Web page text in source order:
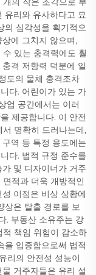
유리와 유사하다고 묘
의 심각성을 획기적으
에 그치지 않으며,
있는 충격력에도 훨
격 저항력 덕분에 일
도의 물체 충격조차
다. 어린이가 있는 가
업 공간에서는 이러
제공합니다. 이 안전
명확히 드러나는데,
역 등 특정 용도에는
다. 법적 규정 준수를
및 디자이너가 거주
적과 더욱 개방적인
이점은 비상 상황에
상은 탈출 경로를 보
. 부동산 소유주는 강
책임 위험이 감소하
을 입증함으로써 법적
리의 안전성 성능이
거주자들은 유리 설